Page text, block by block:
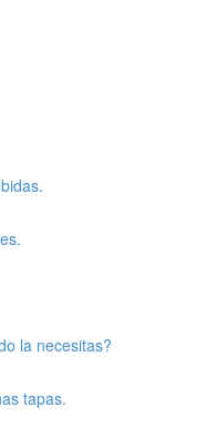
la necesitas?
tapas.